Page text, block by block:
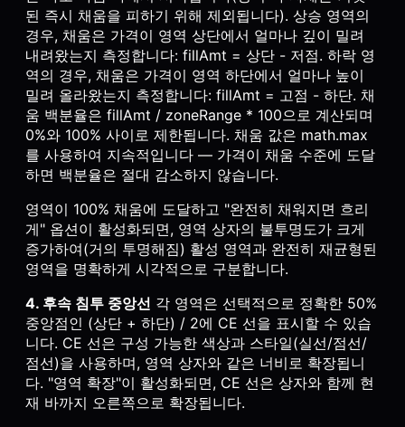
된 즉시 채움을 피하기 위해 제외됩니다). 상승 영역의
경우, 채움은 가격이 영역 상단에서 얼마나 깊이 밀려
내려왔는지 측정합니다: fillAmt = 상단 - 저점. 하락 영
역의 경우, 채움은 가격이 영역 하단에서 얼마나 높이
밀려 올라왔는지 측정합니다: fillAmt = 고점 - 하단. 채
움 백분율은 fillAmt / zoneRange * 100으로 계산되며
0%와 100% 사이로 제한됩니다. 채움 값은 math.max
를 사용하여 지속적입니다 — 가격이 채움 수준에 도달
하면 백분율은 절대 감소하지 않습니다.
영역이 100% 채움에 도달하고 "완전히 채워지면 흐리
게" 옵션이 활성화되면, 영역 상자의 불투명도가 크게
증가하여(거의 투명해짐) 활성 영역과 완전히 재균형된
영역을 명확하게 시각적으로 구분합니다.
4. 후속 침투 중앙선 각 영역은 선택적으로 정확한 50%
중앙점인 (상단 + 하단) / 2에 CE 선을 표시할 수 있습
니다. CE 선은 구성 가능한 색상과 스타일(실선/점선/
점선)을 사용하며, 영역 상자와 같은 너비로 확장됩니
다. "영역 확장"이 활성화되면, CE 선은 상자와 함께 현
재 바까지 오른쪽으로 확장됩니다.